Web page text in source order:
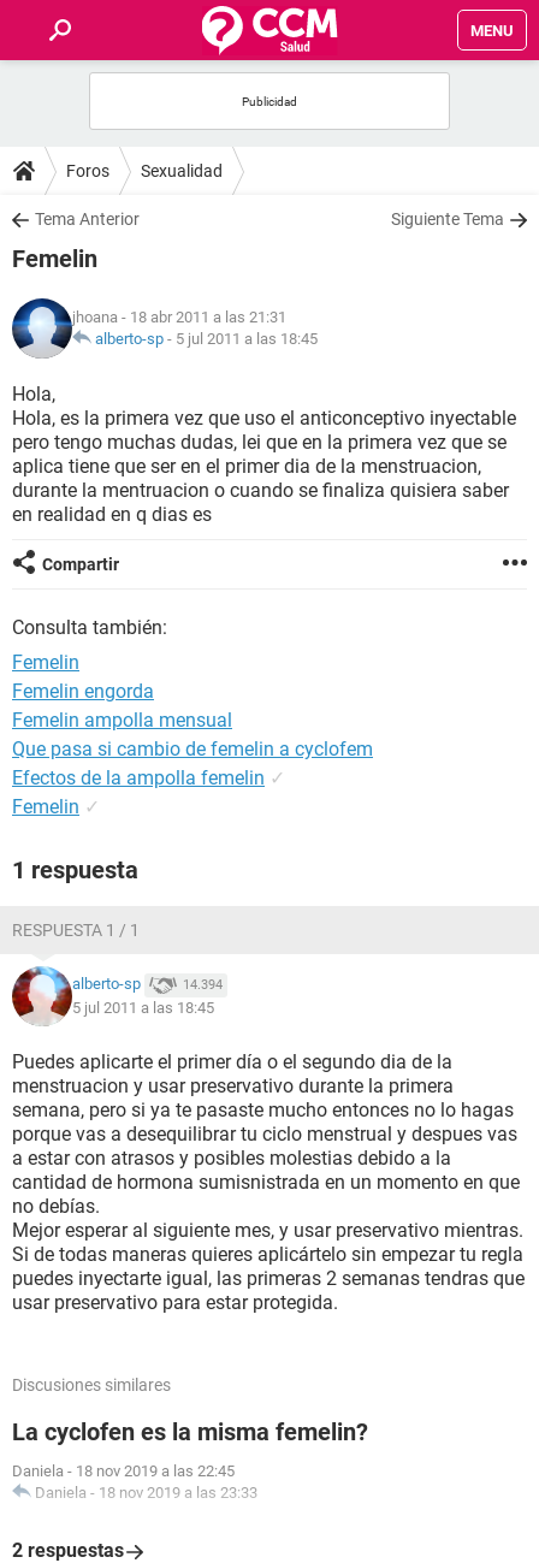
MENU
FOROS
SALUD
NUTRICIÓN
BIENESTAR
SEXUALIDAD
GLOSARIO
Foros Sexualidad
Tema Anterior Siguiente Tema
Femelin
jhoana - 18 abr 2011 a las 21:31
alberto-sp - 5 jul 2011 a las 18:45
Hola,
Hola, es la primera vez que uso el anticonceptivo inyectable
pero tengo muchas dudas, lei que en la primera vez que se
aplica tiene que ser en el primer dia de la menstruacion,
durante la mentruacion o cuando se finaliza quisiera saber
en realidad en q dias es
Compartir
Consulta también:
Femelin
Femelin engorda
Femelin ampolla mensual
Que pasa si cambio de femelin a cyclofem
Efectos de la ampolla femelin ✓
Femelin ✓
1 respuesta
RESPUESTA 1 / 1
alberto-sp 14.394
5 jul 2011 a las 18:45
Puedes aplicarte el primer día o el segundo dia de la
menstruacion y usar preservativo durante la primera
semana, pero si ya te pasaste mucho entonces no lo hagas
porque vas a desequilibrar tu ciclo menstrual y despues vas
a estar con atrasos y posibles molestias debido a la
cantidad de hormona sumisnistrada en un momento en que
no debías.
Mejor esperar al siguiente mes, y usar preservativo mientras.
Si de todas maneras quieres aplicártelo sin empezar tu regla
puedes inyectarte igual, las primeras 2 semanas tendras que
usar preservativo para estar protegida.
Discusiones similares
La cyclofen es la misma femelin?
Daniela - 18 nov 2019 a las 22:45
Daniela - 18 nov 2019 a las 23:33
2 respuestas